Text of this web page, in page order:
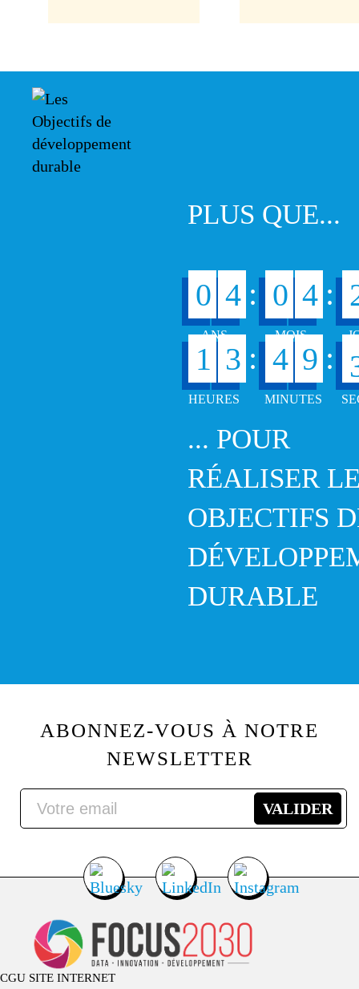
PLUS QUE...
0 4 : 0 4 :
1 3 : 4 9 :
... POUR
RÉALISER
OBJECTIFS
DURABLE
ABONNEZ-VOUS À NOTRE
NEWSLETTER
CGU SITE INTERNET